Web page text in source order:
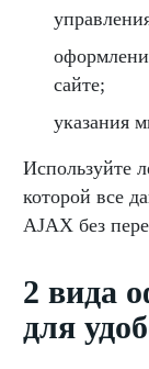
сайте;
указания
Используйте
которой все
AJAX без
2 вида
для